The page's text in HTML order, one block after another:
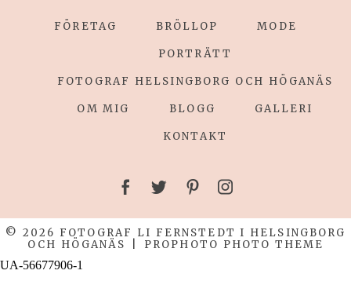
FÖRETAG BRÖLLOP MODE
PORTRÄTT
FOTOGRAF HELSINGBORG OCH HÖGANÄS
OM MIG BLOGG GALLERI
KONTAKT
© 2026 FOTOGRAF LI FERNSTEDT I HELSINGBORG
OCH HÖGANÄS
PROPHOTO PHOTO THEME
UA-56677906-1